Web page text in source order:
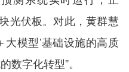
光伏板。对此，黄群慧
大模型’基础设施的高质
数字化转型”。